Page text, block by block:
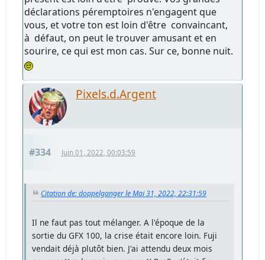
déclarations péremptoires n'engagent que
vous, et votre ton est loin d'être convaincant,
à défaut, on peut le trouver amusant et en
sourire, ce qui est mon cas. Sur ce, bonne nuit.
Pixels.d.Argent
#334 Juin 01, 2022, 00:03:59
Citation de: doppelganger le Mai 31, 2022, 22:31:59
Il ne faut pas tout mélanger. A l'époque de la
sortie du GFX 100, la crise était encore loin. Fuji
vendait déjà plutôt bien. J'ai attendu deux mois